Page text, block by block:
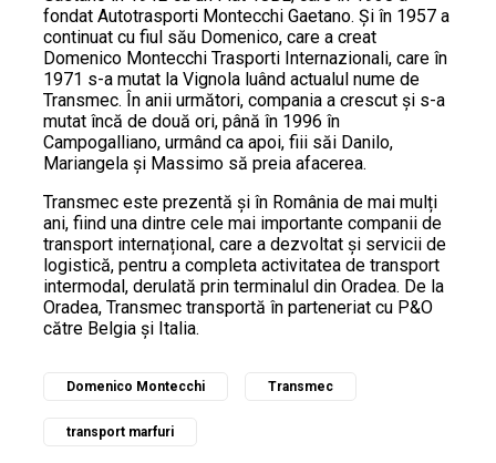
fondat Autotrasporti Montecchi Gaetano. Și în 1957 a
continuat cu fiul său Domenico, care a creat
Domenico Montecchi Trasporti Internazionali, care în
1971 s-a mutat la Vignola luând actualul nume de
Transmec. În anii următori, compania a crescut și s-a
mutat încă de două ori, până în 1996 în
Campogalliano, urmând ca apoi, fiii săi Danilo,
Mariangela și Massimo să preia afacerea.
Transmec este prezentă și în România de mai mulți
ani, fiind una dintre cele mai importante companii de
transport internațional, care a dezvoltat și servicii de
logistică, pentru a completa activitatea de transport
intermodal, derulată prin terminalul din Oradea. De la
Oradea, Transmec transportă în parteneriat cu P&O
către Belgia și Italia.
Domenico Montecchi Transmec
transport marfuri